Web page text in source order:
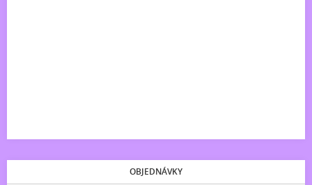
OBJEDNÁVKY